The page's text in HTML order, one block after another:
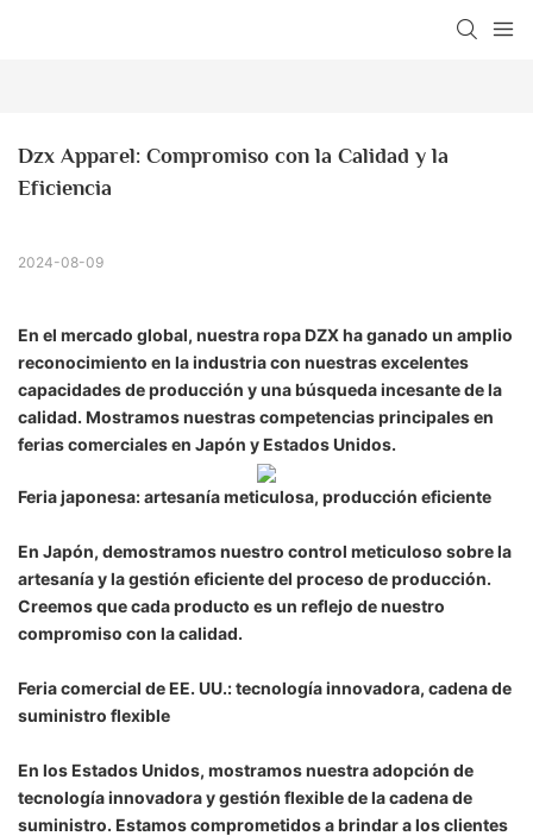
Dzx Apparel: Compromiso con la Calidad y la
Eficiencia
2024-08-09
En el mercado global, nuestra ropa DZX ha ganado un amplio
reconocimiento en la industria con nuestras excelentes
capacidades de producción y una búsqueda incesante de la
calidad. Mostramos nuestras competencias principales en
ferias comerciales en Japón y Estados Unidos.
Feria japonesa: artesanía meticulosa, producción eficiente
En Japón, demostramos nuestro control meticuloso sobre la
artesanía y la gestión eficiente del proceso de producción.
Creemos que cada producto es un reflejo de nuestro
compromiso con la calidad.
Feria comercial de EE. UU.: tecnología innovadora, cadena de
suministro flexible
En los Estados Unidos, mostramos nuestra adopción de
tecnología innovadora y gestión flexible de la cadena de
suministro. Estamos comprometidos a brindar a los clientes